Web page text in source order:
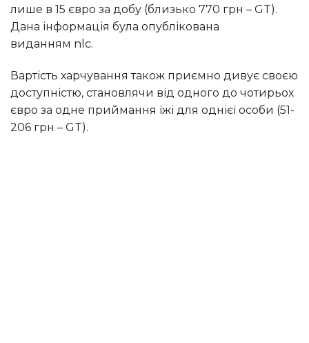
лише в 15 євро за добу (близько 770 грн – GT).
Дана інформація була опублікована
виданням nlc.
Вартість харчування також приємно дивує своєю
доступністю, становлячи від одного до чотирьох
євро за одне приймання їжі для однієї особи (51-
206 грн – GT).